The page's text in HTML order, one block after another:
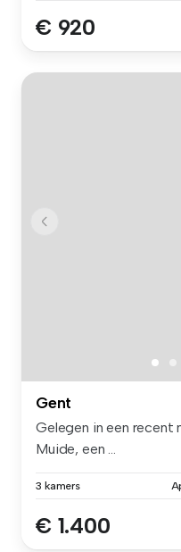
€ 920
Gent
Gelegen in een recent
Muide, een ...
3 kamers
€ 1.400